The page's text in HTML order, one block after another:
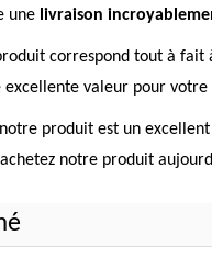
une livraison
correspond tout à
excellente valeur pour
produit est un
notre produit